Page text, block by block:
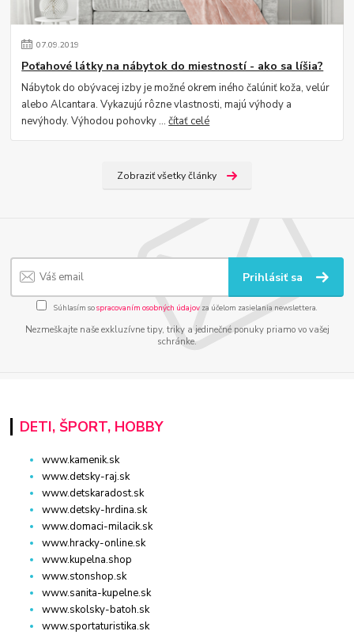
07.09.2019
Poťahové látky na nábytok do miestností - ako sa líšia?
Nábytok do obývacej izby je možné okrem iného čalúniť koža, velúr
alebo Alcantara. Vykazujú rôzne vlastnosti, majú výhody a
nevýhody. Výhodou pohovky ...čítať celé
Zobraziť všetky články
Prihlásiť sa
Súhlasím sospracovaním osobných údajov za účelom zasielania newslettera.
Nezmeškajte naše exkluzívne tipy, triky a jedinečné ponuky priamo vo vašej
schránke.
DETI, ŠPORT, HOBBY
www.kamenik.sk
www.detsky-raj.sk
www.detskaradost.sk
www.detsky-hrdina.sk
www.domaci-milacik.sk
www.hracky-online.sk
www.kupelna.shop
www.stonshop.sk
www.sanita-kupelne.sk
www.skolsky-batoh.sk
www.sportaturistika.sk